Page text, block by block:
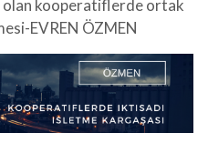
kooperatiflerde ortak
EVREN ÖZMEN